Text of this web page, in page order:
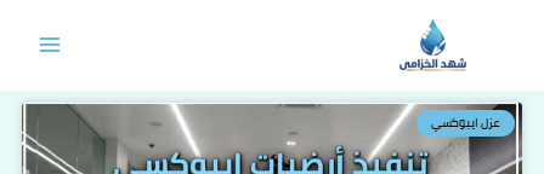
عزل ايبوكسي